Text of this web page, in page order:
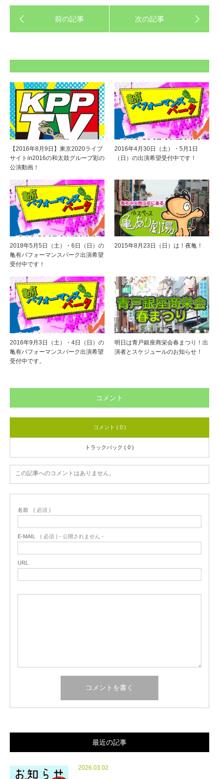
【2016年8月9日】東京2020ライブ
サイトin2016の和太鼓グループ彩の
公演動画！
2016年4月30日（土）・5月1日
（日）の出演希望受付中です！
2018年5月5日（土）・6日（日）の
亀有パフォーマンスパーク出演希望
受付中です！
2015年8月23日（日）は！夜亀！
2016年9月3日（土）・4日（日）の
亀有パフォーマンスパーク出演希望
受付中です。
明日は青戸銀座商栄会春まつり！出
演者とスケジュールのお知らせ！
コメント
コメント ( 0 )
トラックバック ( 0 )
この記事へのコメントはありません。
名前 ( 必須 )
E-MAIL ( 必須 ) - 公開されません -
URL
最近の記事
2026.03.02